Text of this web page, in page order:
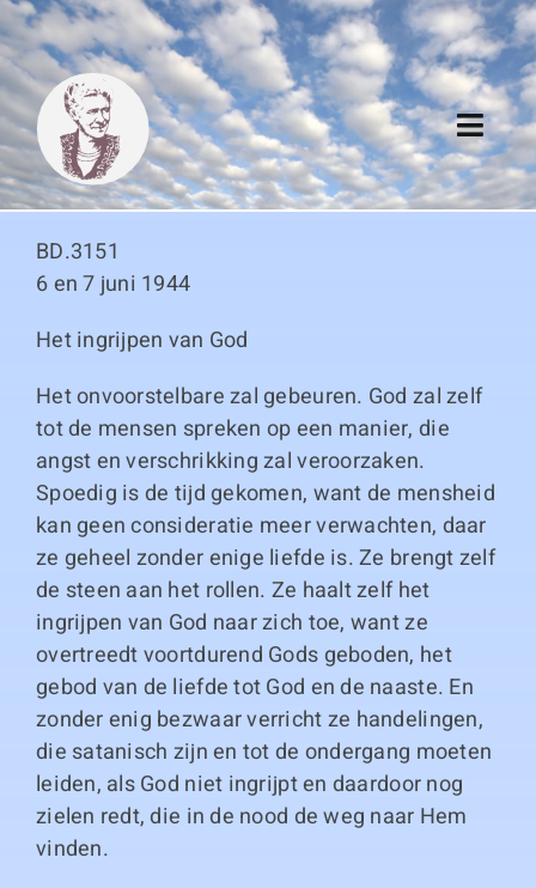
Skip
to
content
Algemeen
Thema boeken
Duitse boeken
Links
BD.3151
6 en 7 juni 1944
Het ingrijpen van God
Het onvoorstelbare zal gebeuren. God zal zelf
tot de mensen spreken op een manier, die
angst en verschrikking zal veroorzaken.
Spoedig is de tijd gekomen, want de mensheid
kan geen consideratie meer verwachten, daar
ze geheel zonder enige liefde is. Ze brengt zelf
de steen aan het rollen. Ze haalt zelf het
ingrijpen van God naar zich toe, want ze
overtreedt voortdurend Gods geboden, het
gebod van de liefde tot God en de naaste. En
zonder enig bezwaar verricht ze handelingen,
die satanisch zijn en tot de ondergang moeten
leiden, als God niet ingrijpt en daardoor nog
zielen redt, die in de nood de weg naar Hem
vinden.